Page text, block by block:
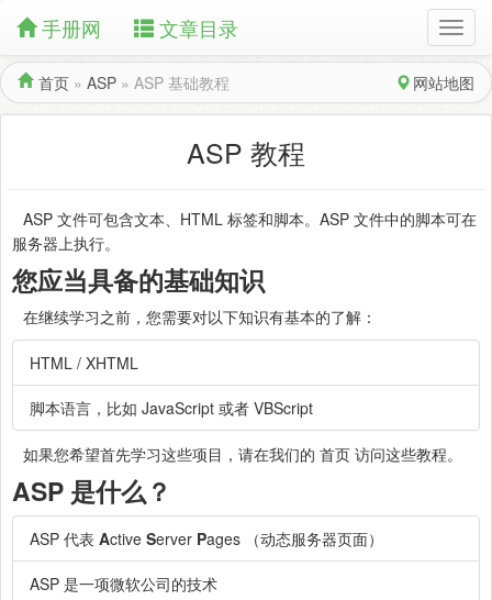
手册网 文章目录
首页 » ASP » ASP 基础教程 网站地图
ASP 教程
ASP 文件可包含文本、HTML 标签和脚本。ASP 文件中的脚本可在
服务器上执行。
您应当具备的基础知识
在继续学习之前，您需要对以下知识有基本的了解：
HTML / XHTML
脚本语言，比如 JavaScript 或者 VBScript
如果您希望首先学习这些项目，请在我们的 首页 访问这些教程。
ASP 是什么？
ASP 代表 Active Server Pages （动态服务器页面）
ASP 是一项微软公司的技术